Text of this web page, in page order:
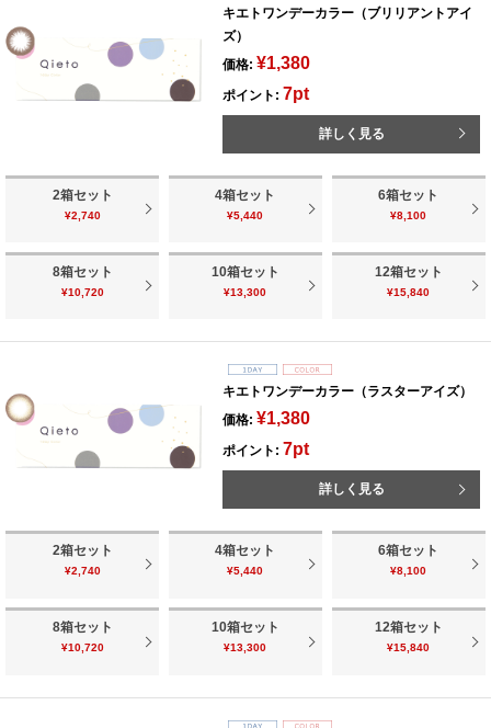
キエトワンデーカラー（ブリリアントアイ
ズ）
価格: ¥1,380
ポイント: 7pt
詳しく見る
2箱セット
¥2,740
4箱セット
¥5,440
6箱セット
¥8,100
8箱セット
¥10,720
10箱セット
¥13,300
12箱セット
¥15,840
キエトワンデーカラー（ラスターアイズ）
価格: ¥1,380
ポイント: 7pt
詳しく見る
2箱セット
¥2,740
4箱セット
¥5,440
6箱セット
¥8,100
8箱セット
¥10,720
10箱セット
¥13,300
12箱セット
¥15,840